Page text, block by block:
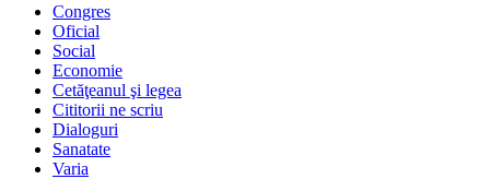
Congres
Oficial
Social
Economie
Cetăţeanul şi legea
Cititorii ne scriu
Dialoguri
Sanatate
Varia